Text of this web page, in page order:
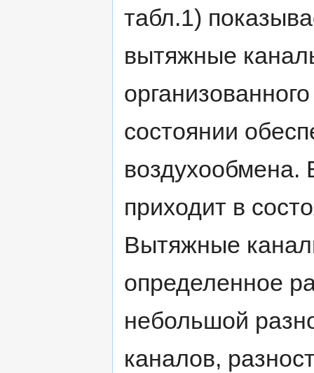
табл.1)
вытяжные
состоянии
воздухообмена.
приходит в
Вытяжные
определенное
небольшой
каналов,